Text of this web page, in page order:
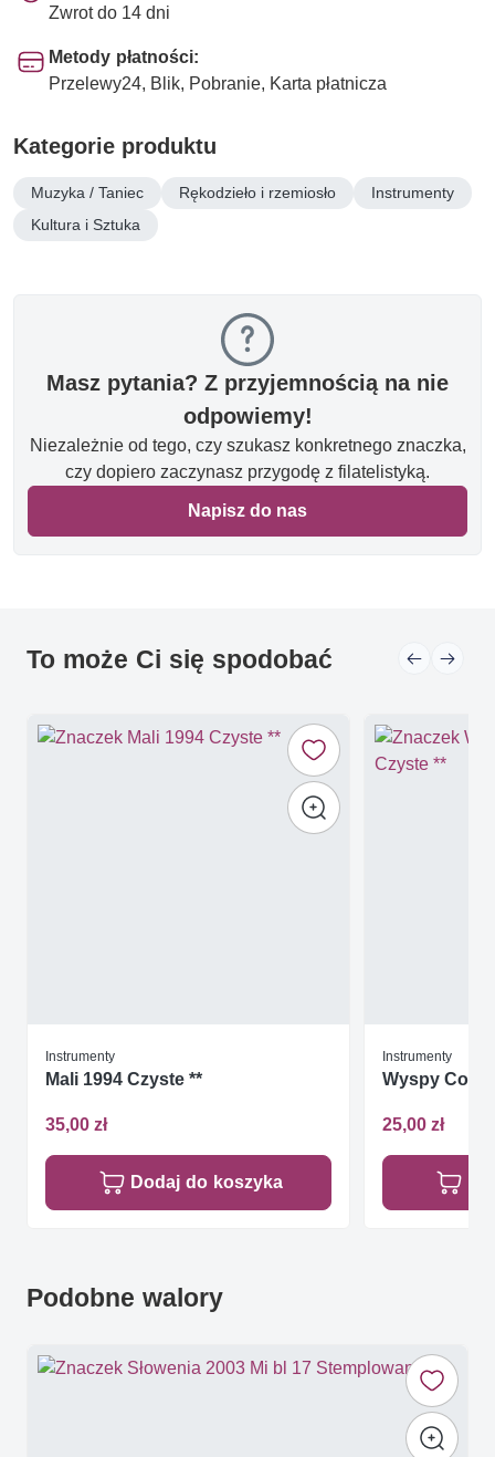
Zwrot do 14 dni
Metody płatności:
Przelewy24, Blik, Pobranie, Karta płatnicza
Kategorie produktu
Muzyka / Taniec Rękodzieło i rzemiosło
Instrumenty
Kultura i Sztuka
Masz pytania? Z przyjemnością na nie
odpowiemy!
Niezależnie od tego, czy szukasz konkretnego znaczka,
czy dopiero zaczynasz przygodę z filatelistyką.
Napisz do nas
To może Ci się spodobać
Instrumenty
Mali 1994 Czyste **
35,00 zł
Dodaj do koszyka
Instrumenty
25,00 zł
Podobne walory